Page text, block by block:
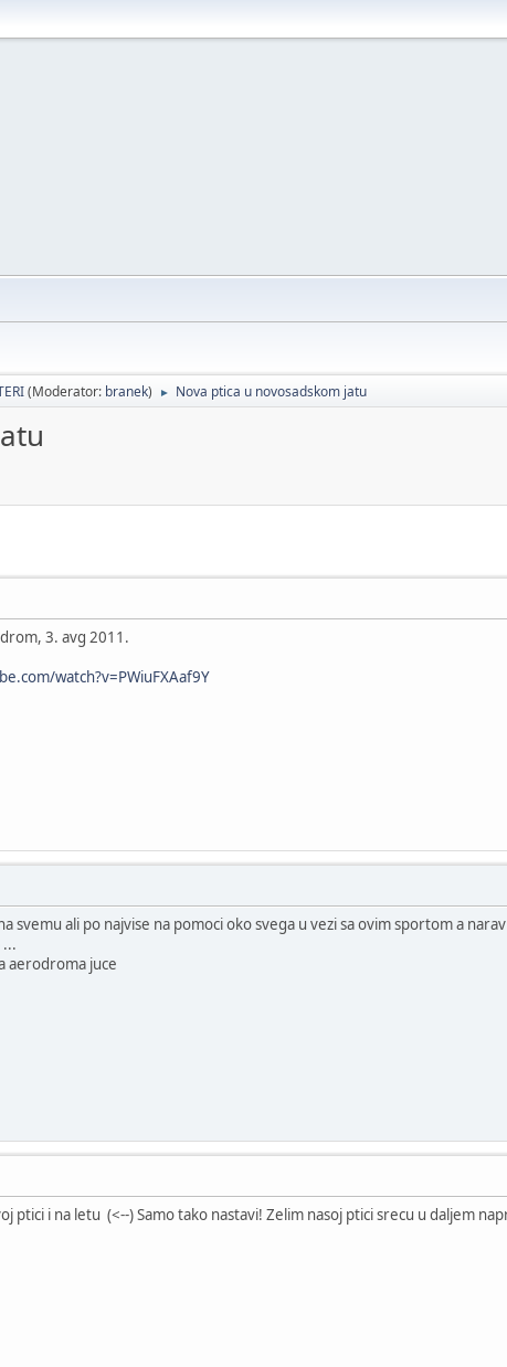
(Moderator: branek) ► Nova ptica u novosadskom jatu
3. avg 2011.
watch?v=PWiuFXAaf9Y
svemu ali po najvise na pomoci oko svega u vezi sa ovim sportom a
aerodroma juce
ptici i na letu (<--) Samo tako nastavi! Zelim nasoj ptici srecu u daljem